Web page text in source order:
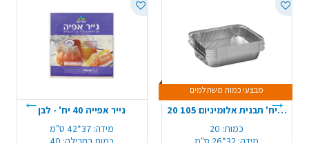
נייר אפייה 40 יח' - לבן
מידה: 37*42 ס"מ
מבצעי כמות משתלמים
20 יח' תבנית אלומיניום 105/R31/A4
כמות: 20